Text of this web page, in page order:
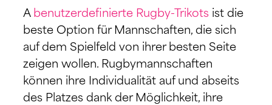
A benutzerdefinierte Rugby-Trikots ist die
beste Option für Mannschaften, die sich
auf dem Spielfeld von ihrer besten Seite
zeigen wollen. Rugbymannschaften
können ihre Individualität auf und abseits
des Platzes dank der Möglichkeit, ihre